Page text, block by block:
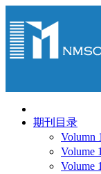
期刊目录
Volumn
Volume
Volume